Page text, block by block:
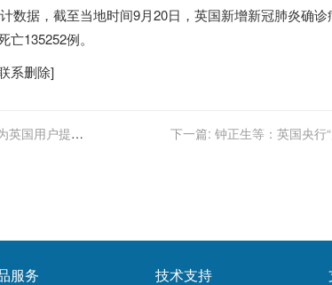
数据，截至当地时间9月20日， 英国新增新冠肺炎确
135252例。
系删除]
英国用户提供
下一篇: 钟正生等：英国央行
服务 技术支持